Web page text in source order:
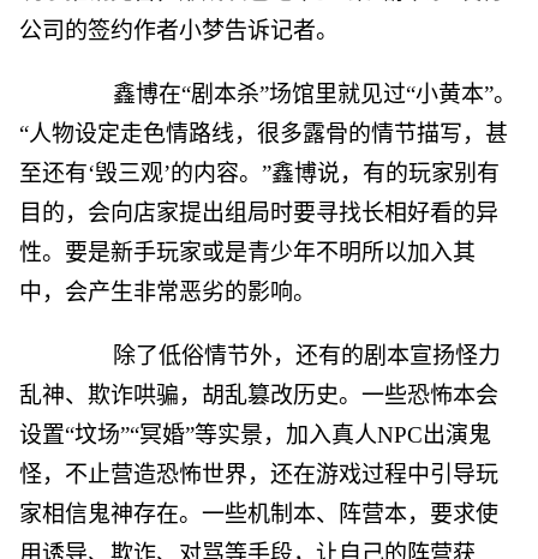
公司的签约作者小梦告诉记者。
鑫博在“剧本杀”场馆里就见过“小黄本”。
“人物设定走色情路线，很多露骨的情节描写，甚
至还有‘毁三观’的内容。”鑫博说，有的玩家别有
目的，会向店家提出组局时要寻找长相好看的异
性。要是新手玩家或是青少年不明所以加入其
中，会产生非常恶劣的影响。
除了低俗情节外，还有的剧本宣扬怪力
乱神、欺诈哄骗，胡乱篡改历史。一些恐怖本会
设置“坟场”“冥婚”等实景，加入真人NPC出演鬼
怪，不止营造恐怖世界，还在游戏过程中引导玩
家相信鬼神存在。一些机制本、阵营本，要求使
用诱导、欺诈、对骂等手段，让自己的阵营获